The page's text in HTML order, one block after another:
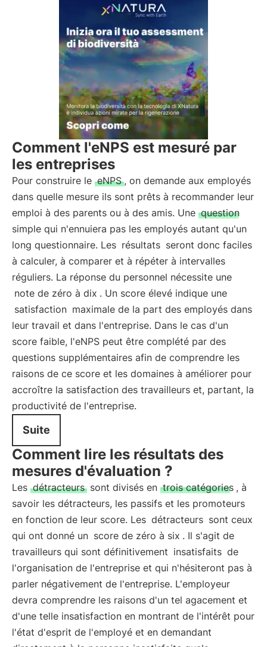
Comment l'eNPS est mesuré par
les entreprises
Pour construire le eNPS , on demande aux employés
dans quelle mesure ils sont prêts à recommander leur
emploi à des parents ou à des amis. Une question
simple qui n'ennuiera pas les employés autant qu'un
long questionnaire. Les résultats seront donc faciles
à calculer, à comparer et à répéter à intervalles
réguliers. La réponse du personnel nécessite une
note de zéro à dix . Un score élevé indique une
satisfaction maximale de la part des employés dans
leur travail et dans l'entreprise. Dans le cas d'un
score faible, l'eNPS peut être complété par des
questions supplémentaires afin de comprendre les
raisons de ce score et les domaines à améliorer pour
accroître la satisfaction des travailleurs et, partant, la
productivité de l'entreprise.
Suite
Comment lire les résultats des
mesures d'évaluation ?
Les détracteurs sont divisés en trois catégories , à
savoir les détracteurs, les passifs et les promoteurs
en fonction de leur score. Les détracteurs sont ceux
qui ont donné un score de zéro à six . Il s'agit de
travailleurs qui sont définitivement insatisfaits de
l'organisation de l'entreprise et qui n'hésiteront pas à
parler négativement de l'entreprise. L'employeur
devra comprendre les raisons d'un tel agacement et
d'une telle insatisfaction en montrant de l'intérêt pour
l'état d'esprit de l'employé et en demandant